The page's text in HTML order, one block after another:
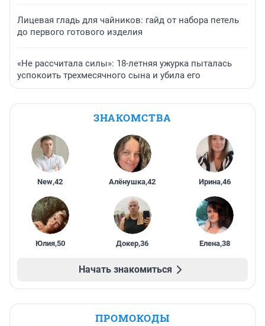
Лицевая гладь для чайников: гайд от набора петель
до первого готового изделия
«Не рассчитала силы»: 18-летняя ужурка пыталась
успокоить трехмесячного сына и убила его
ЗНАКОМСТВА
New,42 Алёнушка,42 Ирина,46
Юлия,50 Докер,36 Елена,38
Начать знакомиться
ПРОМОКОДЫ